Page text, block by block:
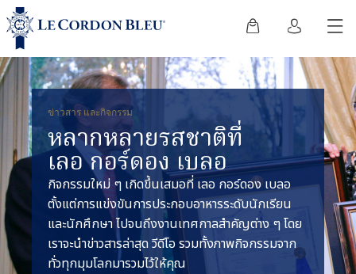
ข่าวสาร และกิจกรรม
หลากหลายรสชาติที่
เลอ กอร์ดอง เบลอ
กิจกรรมใหม่ ๆ เกิดขึ้นเสมอที่ เลอ กอร์ดอง เบลอ
ตั้งแต่การแข่งขันการประกอบอาหารระดับนักเรียน
และนักศึกษา ไปจนถึงงานเทศกาลสำคัญต่าง ๆ โดย
เราจะนำข่าวสารล่าสุด วีดีโอ รวมทั้งภาพกิจกรรมจาก
ทั่วทุกมุมโลกมารวมไว้ให้คุณ